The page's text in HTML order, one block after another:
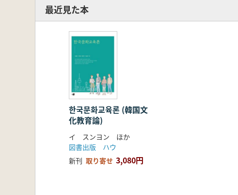
最近見た本
한국문화교육론 (韓国文
化教育論)
イ スンヨン ほか
図書出版 ハウ
新刊 取り寄せ 3,080円